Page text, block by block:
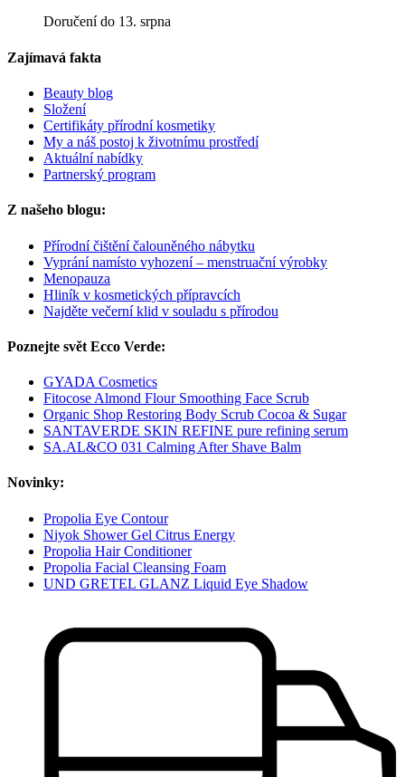
Doručení do 13. srpna
Zajímavá fakta
Beauty blog
Složení
Certifikáty přírodní kosmetiky
My a náš postoj k životnímu prostředí
Aktuální nabídky
Partnerský program
Z našeho blogu:
Přírodní čištění čalouněného nábytku
Vyprání namísto vyhození – menstruační výrobky
Menopauza
Hliník v kosmetických přípravcích
Najděte večerní klid v souladu s přírodou
Poznejte svět Ecco Verde:
GYADA Cosmetics
Fitocose Almond Flour Smoothing Face Scrub
Organic Shop Restoring Body Scrub Cocoa & Sugar
SANTAVERDE SKIN REFINE pure refining serum
SA.AL&CO 031 Calming After Shave Balm
Novinky:
Propolia Eye Contour
Niyok Shower Gel Citrus Energy
Propolia Hair Conditioner
Propolia Facial Cleansing Foam
UND GRETEL GLANZ Liquid Eye Shadow